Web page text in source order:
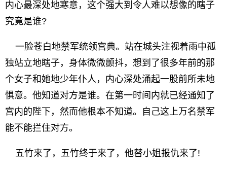
内心最深处地寒意，这个强大到令人难以想像的瞎子
究竟是谁?
一脸苍白地禁军统领宫典。站在城头注视着雨中孤
独站立地瞎子，身体微微颤抖，想到了很多年前的那
个女子和她地少年仆人，内心深处涌起一股前所未地
惧意。他知道对方是谁。在第一时间内就已经通知了
宫内的陛下，然而他根本不知道。自己这上万名禁军
能不能拦住对方。
五竹来了，五竹终于来了，他替小姐报仇来了!